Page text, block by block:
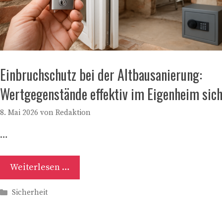
Einbruchschutz bei der Altbausanierung:
Wertgegenstände effektiv im Eigenheim
8. Mai 2026 von Redaktion
…
Weiterlesen …
Kategorien
Sicherheit